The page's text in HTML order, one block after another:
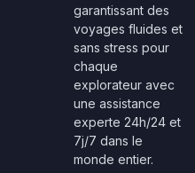
garantissant des
voyages fluides et
sans stress pour
chaque
explorateur avec
une assistance
experte 24h/24 et
7j/7 dans le
monde entier.